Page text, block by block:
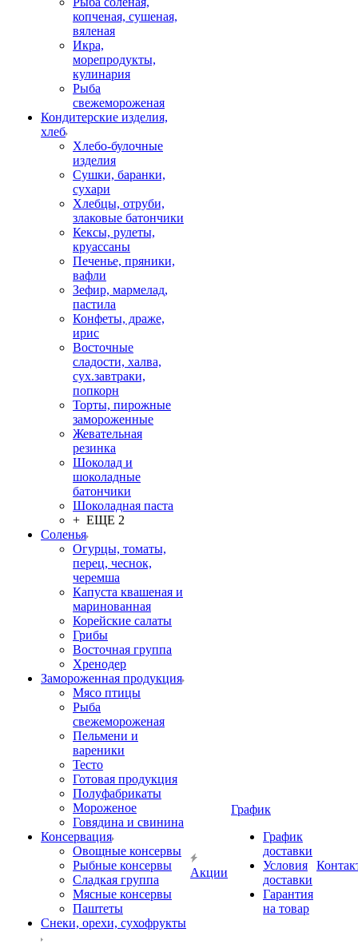
копченая, сушеная,
вяленая
Икра,
морепродукты,
кулинария
Рыба
свежемороженая
Кондитерские изделия,
хлеб
Хлебо-булочные
изделия
Сушки, баранки,
сухари
Хлебцы, отруби,
злаковые батончики
Кексы, рулеты,
круассаны
Печенье, пряники,
вафли
Зефир, мармелад,
пастила
Конфеты, драже,
ирис
Восточные
сладости, халва,
сух.завтраки,
попкорн
Торты, пирожные
замороженные
Жевательная
резинка
Шоколад и
шоколадные
батончики
Шоколадная паста
+ ЕЩЕ 2
Соленья
Огурцы, томаты,
перец, чеснок,
черемша
Капуста квашеная и
маринованная
Корейские салаты
Грибы
Восточная группа
Хренодер
Замороженная продукция
Мясо птицы
Рыба
свежемороженая
Пельмени и
вареники
Тесто
Готовая продукция
Полуфабрикаты
Мороженое
Говядина и свинина
Консервация
Овощные консервы
Рыбные консервы
Сладкая группа
Мясные консервы
Паштеты
Снеки, орехи, сухофрукты
Акции
График
График
доставки
Условия
доставки
Гарантия
на товар